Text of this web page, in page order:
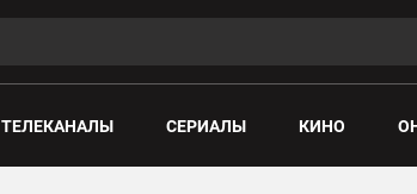
ТЕЛЕКАНАЛЫ СЕРИАЛЫ КИНО